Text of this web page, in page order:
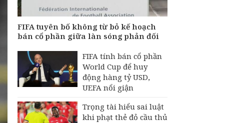
FIFA tuyên bố không từ bỏ kế hoạch
bán cổ phần giữa làn sóng phản đối
FIFA tính bán cổ phần
World Cup để huy
động hàng tỷ USD,
UEFA nổi giận
Trọng tài hiểu sai luật
khi phạt thẻ đỏ cầu thủ